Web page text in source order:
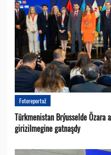
Fotoreportaž
Türkmenistan Brýusselde Özara
girizilmegine gatnaşdy